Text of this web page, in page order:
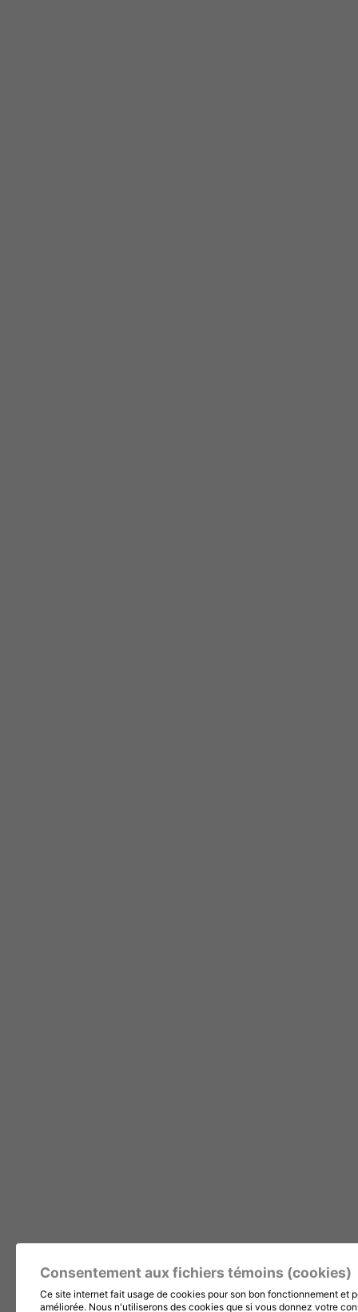
Consentement aux fichiers témoins (cookies)
Ce site internet fait usage de cookies pour son bon fonctionnement
améliorée. Nous n'utiliserons des cookies que si vous donnez votre